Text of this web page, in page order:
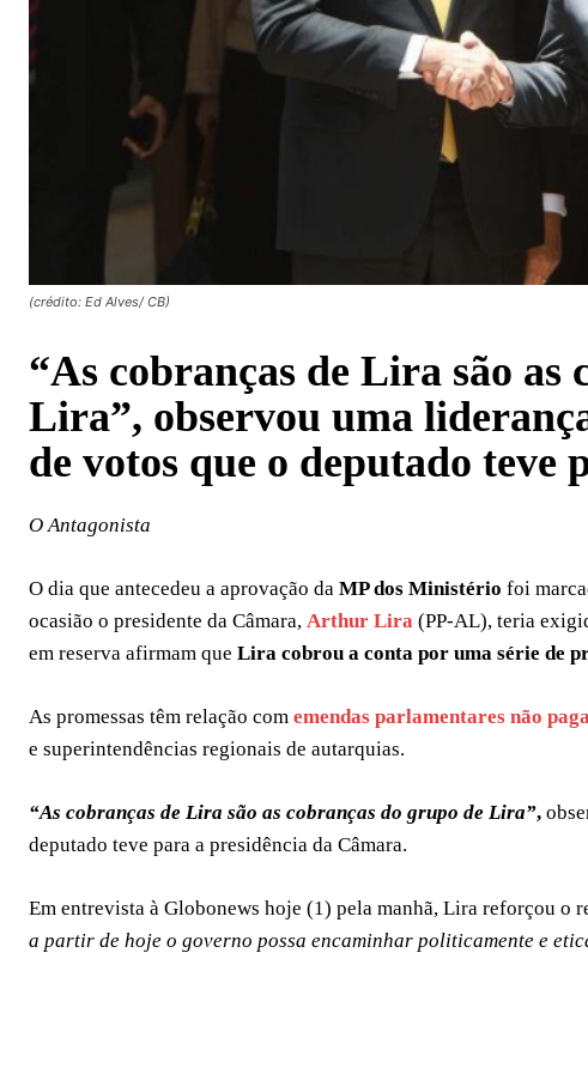
(crédito: Ed Alves/ CB)
“As cobranças de Lira são as
Lira”, observou uma
de votos que o deputado teve
O Antagonista
O dia que antecedeu a aprovação da MP dos Ministério foi
ocasião o presidente da Câmara, Arthur Lira (PP-AL), teria
em reserva afirmam que Lira cobrou a conta por uma série de
As promessas têm relação com emendas parlamentares não
e superintendências regionais de autarquias.
“As cobranças de Lira são as cobranças do grupo de Lira”,
deputado teve para a presidência da Câmara.
Em entrevista à Globonews hoje (1) pela manhã, Lira reforçou o
a partir de hoje o governo possa encaminhar politicamente e